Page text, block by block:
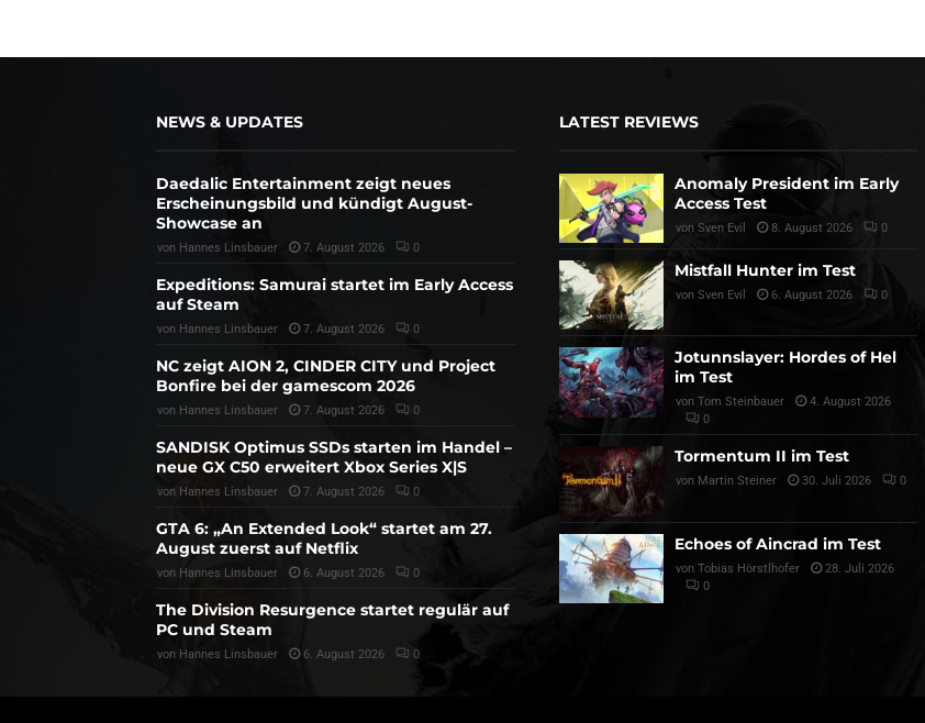
NEWS & UPDATES
Daedalic Entertainment zeigt neues
Erscheinungsbild und kündigt August-
Showcase an
von Hannes Linsbauer 7. August 2026 0
Expeditions: Samurai startet im Early Access
auf Steam
von Hannes Linsbauer 7. August 2026 0
NC zeigt AION 2, CINDER CITY und Project
Bonfire bei der gamescom 2026
von Hannes Linsbauer 7. August 2026 0
SANDISK Optimus SSDs starten im Handel –
neue GX C50 erweitert Xbox Series X|S
von Hannes Linsbauer 7. August 2026 0
GTA 6: „An Extended Look“ startet am 27.
August zuerst auf Netflix
von Hannes Linsbauer 6. August 2026 0
The Division Resurgence startet regulär auf
PC und Steam
von Hannes Linsbauer 6. August 2026 0
LATEST REVIEWS
Anomaly President im Early
Access Test
von Sven Evil 8. August 2026 0
Mistfall Hunter im Test
von Sven Evil 6. August 2026 0
Jotunnslayer: Hordes of Hel
im Test
von Tom Steinbauer
4. August 2026
0
Tormentum II im Test
von Martin Steiner 30. Juli 2026 0
Echoes of Aincrad im Test
von Tobias Hörstlhofer
28. Juli 2026
0